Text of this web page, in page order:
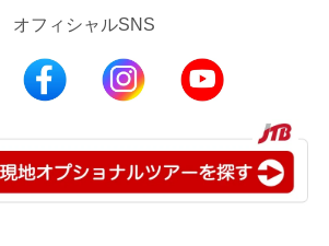
オフィシャルSNS